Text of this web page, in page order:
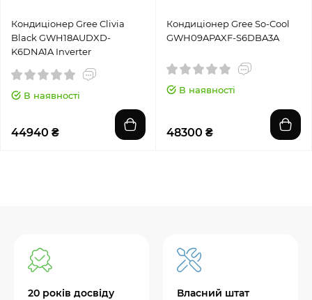
Кондиціонер Gree Clivia
Black GWH18AUDXD-
K6DNA1A Inverter
В наявності
44940 ₴
Кондиціонер Gree So-Cool
GWH09APAXF-S6DBA3A
В наявності
48300 ₴
20 років досвіду
Власний штат